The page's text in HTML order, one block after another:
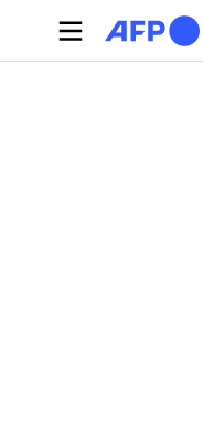
Hyppää pääsisältöön